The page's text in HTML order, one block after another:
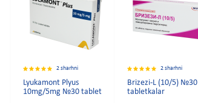
2 sharhni
Lyukamont Plyus
10mg/5mg №30 tablet
2 sharhni
Brizezi-L (10/5) №30
tabletkalar